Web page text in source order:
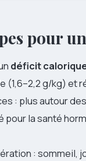
pour
déficit
(1,6–2,2 g/kg) et
: plus autour
pour la santé
: sommeil,